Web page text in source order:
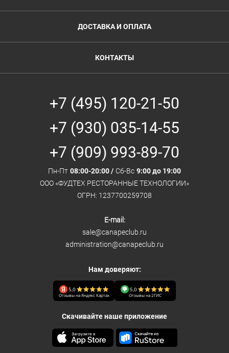
ДОСТАВКА И ОПЛАТА
КОНТАКТЫ
+7 (495) 120-21-50
+7 (930) 035-14-55
+7 (909) 993-89-70
Пн-Пт 08:00-20:00 / Сб-Вс 9:00 до 19:00
ООО «ФУДТЕХ РЕСТОРАННЫЕ ТЕХНОЛОГИИ»
ОГРН: 1237700259708
E-mail:
sale@canapeclub.ru
administration@canapeclub.ru
Нам доверяют:
5,0
Отзывы на Яндекс Картах
5,0
Отзывы на 2ГИС
Скачивайте наше приложение